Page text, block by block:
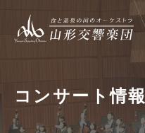
コンサート情報